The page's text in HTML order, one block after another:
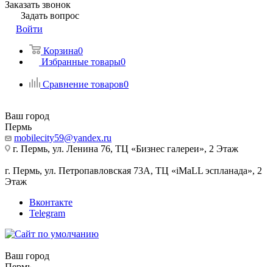
Заказать звонок
Задать вопрос
Войти
Корзина0
Избранные товары0
Сравнение товаров0
Ваш город
Пермь
mobilecity59@yandex.ru
г. Пермь, ул. Ленина 76, ТЦ «Бизнес галереи», 2 Этаж
г. Пермь, ул. Петропавловская 73А, ТЦ «iMaLL эспланада», 2
Этаж
Вконтакте
Telegram
Ваш город